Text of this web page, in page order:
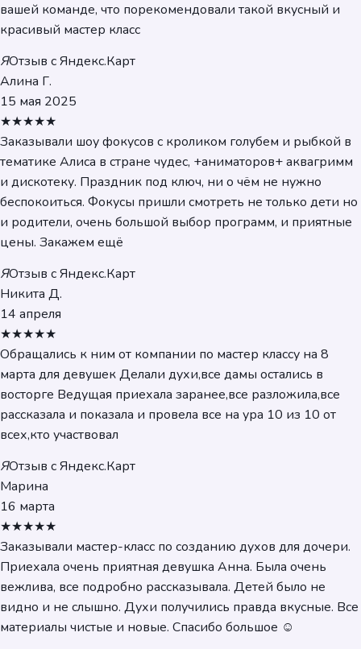
вашей команде, что порекомендовали такой вкусный и
красивый мастер класс
ЯОтзыв с Яндекс.Карт
Алина Г.
15 мая 2025
★★★★★
Заказывали шоу фокусов с кроликом голубем и рыбкой в
тематике Алиса в стране чудес, +аниматоров+ аквагримм
и дискотеку. Праздник под ключ, ни о чём не нужно
беспокоиться. Фокусы пришли смотреть не только дети но
и родители, очень большой выбор программ, и приятные
цены. Закажем ещё
ЯОтзыв с Яндекс.Карт
Никита Д.
14 апреля
★★★★★
Обращались к ним от компании по мастер классу на 8
марта для девушек Делали духи,все дамы остались в
восторге Ведущая приехала заранее,все разложила,все
рассказала и показала и провела все на ура 10 из 10 от
всех,кто участвовал
ЯОтзыв с Яндекс.Карт
Марина
16 марта
★★★★★
Заказывали мастер-класс по созданию духов для дочери.
Приехала очень приятная девушка Анна. Была очень
вежлива, все подробно рассказывала. Детей было не
видно и не слышно. Духи получились правда вкусные. Все
материалы чистые и новые. Спасибо большое ☺️